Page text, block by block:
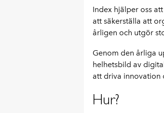
Index hjälper oss
att säkerställa att
årligen och utgör
Genom den årliga
helhetsbild av
att driva innovation
Hur?